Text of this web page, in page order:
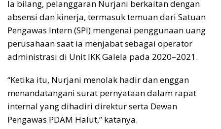
Ia bilang, pelanggaran Nurjani berkaitan dengan
absensi dan kinerja, termasuk temuan dari Satuan
Pengawas Intern (SPI) mengenai penggunaan uang
perusahaan saat ia menjabat sebagai operator
administrasi di Unit IKK Galela pada 2020–2021.
“Ketika itu, Nurjani menolak hadir dan enggan
menandatangani surat pernyataan dalam rapat
internal yang dihadiri direktur serta Dewan
Pengawas PDAM Halut,” katanya.